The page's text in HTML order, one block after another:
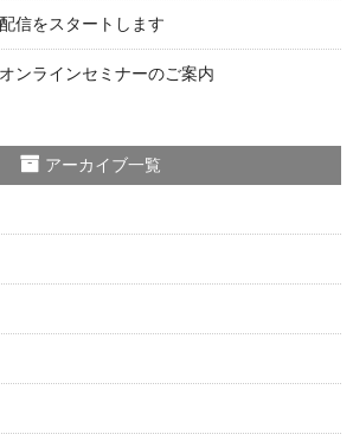
信をスタートします
ンラインセミナーのご案内
アーカイブ一覧